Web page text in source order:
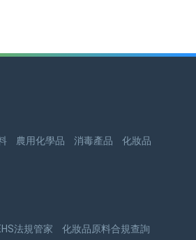
農用化學品 消毒產品 化妝品
法規管家 化妝品原料合規查詢